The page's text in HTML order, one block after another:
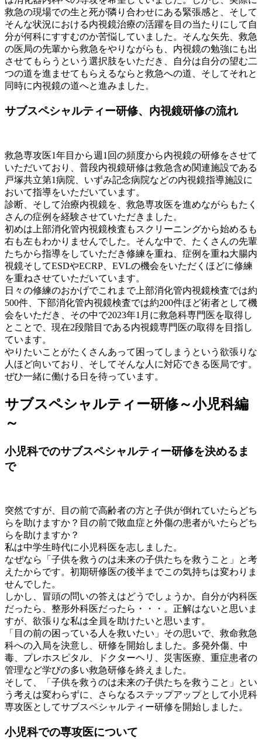
救急の現場での生と死が隣り合わせにある緊張感と、そして
そんな状況における内視鏡治療の活躍を目の当たりにして自
分が何科にすすむのか苦悩していました。そんな矢先、救急
の医局の先輩から救急をやりながらも、内視鏡の勉強にも出
させてもらうという選択肢をいただき、自分は自分の望む二
つの道を進ませてもらえるならと救急への道、そしてそれと
同時に内視鏡の道へと進みました。
サブスペシャルティー研修、内視鏡研修の流れ
救急専攻医1年目から週1回の頻度から内視鏡の研修をさせて
いただいており、普段内視鏡研修は救急含め関連施設である
戸塚共立第1病院、いずみ記念病院などの内視鏡指導施設に
おいて指導をいただいています。
診断、そして治療内視鏡を、救急専攻医を進めながらもたく
さんの症例を経験させていただきました。
初めは上部消化管内視鏡検査もスクリーニングから始めるも
右も左もわかりませんでした。そんな中で、たくさんの先輩
たちから指導をしていただき修練を重ね、症例を重ね大腸内
視鏡そしてESDやECRP、EVLの機会をいただくほどに修練
を重ねさせていただいています。
日々の修練のおかげでこれまで上部消化管内視鏡検査では約
500件、下部消化管内視鏡検査では約200件ほど術者として機
会をいただき、その中で2023年1月に救急科専門医を取得し
とことで、現在2段階目である内視鏡専門医の取得を目指し
ています。
やりたいことがたくさんあって困ってしまうという欲張りな
人ほど向いており、そしてそんな人に対応できる医局です。
ぜひ一緒に働ける日を待っています。
サブスペシャルティー研修～小児科編
～
小児科でのサブスペシャルティー研修を決めるま
で
突然ですが、目の前で高齢者の方と子供が倒れていたらどち
らを助けますか？目の前で敗血症と外傷の患者がいたらどち
らを助けますか？
私は中学生時代に小児科医を志しました。
なぜなら「子供を救うのは未来の子供たちを救うこと」と考
えたからです。初期研修医の後半までこの気持ちは変わりま
せんでした。
しかし、冒頭の問いの答えはどうでしょうか。自分が内科医
だったら、整形外科医だったら・・・。正解はないと思いま
すが、欲張りな私は全員を助けたいと思います。
「目の前の困っている人を救いたい」その思いで、救命救急
科への入局を決意し、研修を開始しました。多発外傷、中
毒、プレホスピタル、ドクターヘリ、災害医療、重症患者の
管理など学びの多い救急研修を終えました。
そして、「子供を救うのは未来の子供たちを救うこと」とい
う考えは変わらずに、さらなるステップアップとして小児科
専攻医としてサブスペシャルティー研修を開始しました。
小児科での専攻医について